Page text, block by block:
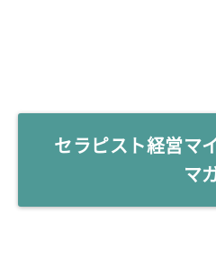
セラピスト経営マ
マ